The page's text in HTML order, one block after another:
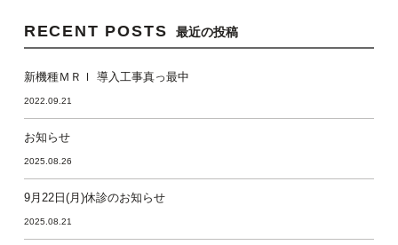
RECENT POSTS 最近の投稿
新機種ＭＲＩ 導入工事真っ最中
2022.09.21
お知らせ
2025.08.26
9月22日(月)休診のお知らせ
2025.08.21